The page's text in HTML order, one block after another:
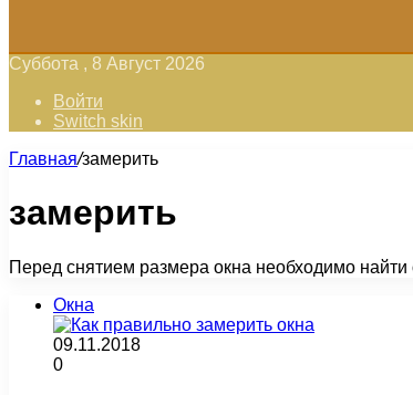
Суббота , 8 Август 2026
Войти
Switch skin
Главная/замерить
замерить
Перед снятием размера окна необходимо
Окна
09.11.2018
0